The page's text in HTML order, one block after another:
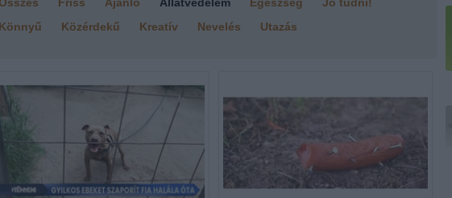
Könnyű
Közérdekű Kreatív Nevelés Utazás